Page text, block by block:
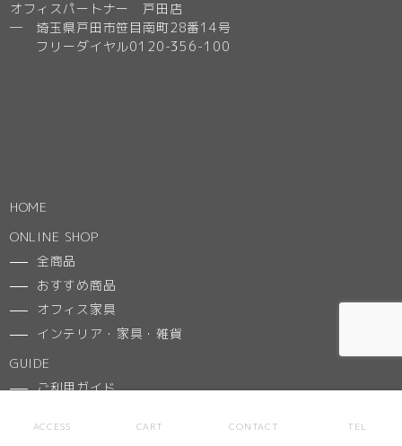
オフィスパートナー 戸田店
─ 埼玉県戸田市笹目南町28番14号
フリーダイヤル0120-356-100
HOME
ONLINE SHOP
全商品
おすすめ商品
オフィス家具
インテリア・家具・雑貨
GUIDE
ご利用ガイド
ACCESS CART CONTACT TEL